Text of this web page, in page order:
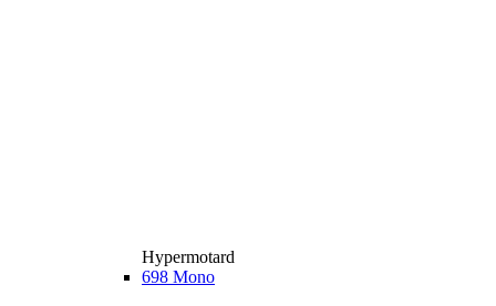
Hypermotard
698 Mono